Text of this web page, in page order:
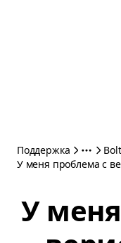
Поддержка
У меня проблема с
У